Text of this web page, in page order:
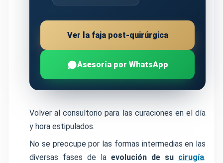
Ver la faja post-quirúrgica
Asesoría por WhatsApp
Volver al consultorio para las curaciones en el día
y hora estipulados.
No se preocupe por las formas intermedias en las
diversas fases de la evolución de su cirugía.